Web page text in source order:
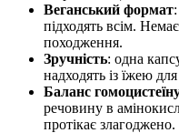
Веганський формат
підходять всім.
походження.
Зручність: одна
надходять із їжею
Баланс
речовину в
протікає злагоджено.